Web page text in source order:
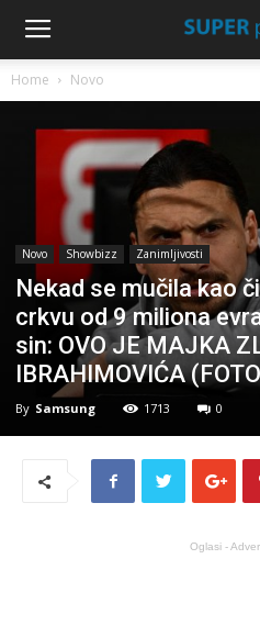
Home Novo
Novo Showbizz Zanimljivosti
Nekad se mučila kao
crkvu od 9 miliona
sin: OVO JE MAJKA
IBRAHIMOVIĆA
By Samsung 1713 0
Oglasi -